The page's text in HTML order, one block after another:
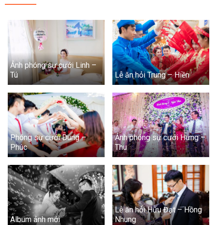
Ảnh phóng sự cưới Linh –
Tú
Lễ ăn hỏi Trung – Hiền
Phóng sự cưới Dung –
Phúc
Ảnh phóng sự cưới Hưng –
Thu
Album ảnh mới
Lễ ăn hỏi Hữu Đạt – Hồng
Nhung